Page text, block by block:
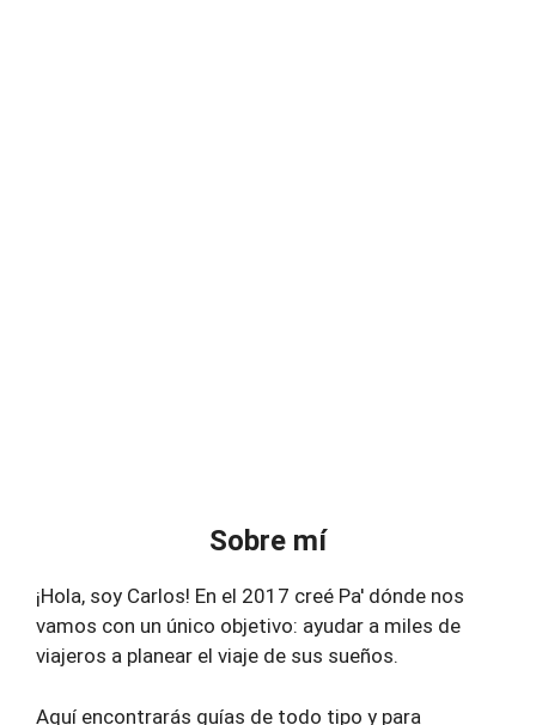
Sobre mí
¡Hola, soy Carlos! En el 2017 creé Pa' dónde nos
vamos con un único objetivo: ayudar a miles de
viajeros a planear el viaje de sus sueños.
Aquí encontrarás guías de todo tipo y para